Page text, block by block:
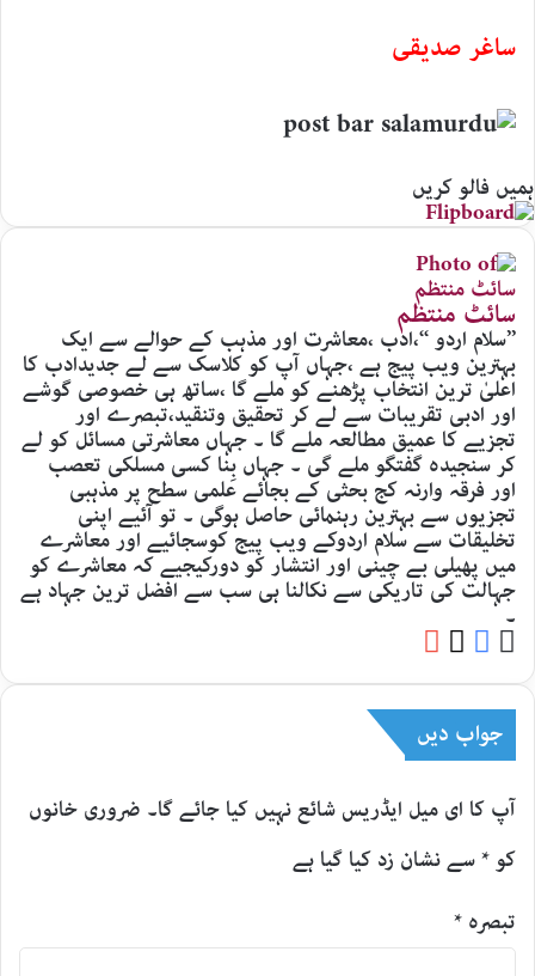
ساغر صدیقی
ہمیں فالو کریں
سائٹ منتظم
’’سلام اردو ‘‘،ادب ،معاشرت اور مذہب کے حوالے سے ایک
بہترین ویب پیج ہے ،جہاں آپ کو کلاسک سے لے جدیدادب کا
اعلیٰ ترین انتخاب پڑھنے کو ملے گا ،ساتھ ہی خصوصی گوشے
اور ادبی تقریبات سے لے کر تحقیق وتنقید،تبصرے اور
تجزیے کا عمیق مطالعہ ملے گا ۔ جہاں معاشرتی مسائل کو لے
کر سنجیدہ گفتگو ملے گی ۔ جہاں بِنا کسی مسلکی تعصب
اور فرقہ وارنہ کج بحثی کے بجائے علمی سطح پر مذہبی
تجزیوں سے بہترین رہنمائی حاصل ہوگی ۔ تو آئیے اپنی
تخلیقات سے سلام اردوکے ویب پیج کوسجائیے اور معاشرے
میں پھیلی بے چینی اور انتشار کو دورکیجیے کہ معاشرے کو
جہالت کی تاریکی سے نکالنا ہی سب سے افضل ترین جہاد ہے
۔
Website
Facebook
X
جواب دیں
آپ کا ای میل ایڈریس شائع نہیں کیا جائے گا۔ ضروری خانوں
کو *سے نشان زد کیا گیا ہے
تبصرہ *